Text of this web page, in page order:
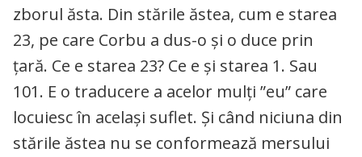
zborul ăsta. Din stările ăstea, cum e starea
23, pe care Corbu a dus-o și o duce prin
țară. Ce e starea 23? Ce e și starea 1. Sau
101. E o traducere a acelor mulți ”eu” care
locuiesc în același suflet. Și când niciuna din
stările ăstea nu se conformează mersului